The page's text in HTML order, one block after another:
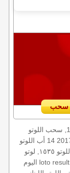
اليكم نتائج اللوتو الأثنين, الأثنين 2017-08-14, سحب اللوتو
2017-08-14, سحب اللوتو 2017 14 أب اللوتو, loto, lotto, نتيجة
اللوتو, نتيجة اللوتو ١٥٣٥ نتيجة اللوتو 1535, اللوتو ١٥٣٥, لوتو
اليوم loto result today, loto results today اللوتو هذا الاسبوع